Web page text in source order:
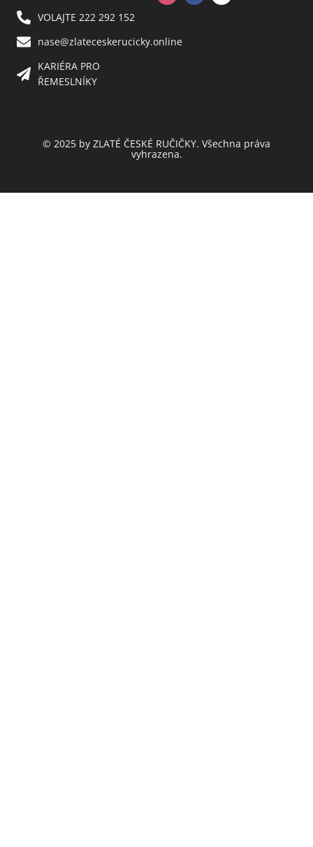
VOLAJTE 222 292 152
nase@zlateceskerucicky.online
KARIÉRA PRO
ŘEMESLNÍKY
© 2025 by ZLATÉ ČESKÉ RUČIČKY. Všechna práva
vyhrazena.